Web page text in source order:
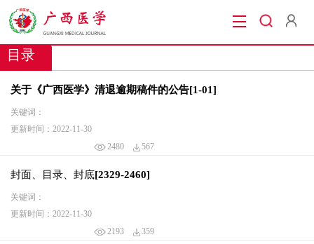
当前位置： 首页/ 期刊在线|当期目录
目录
关于《广西医学》清退逾期稿件的公告[1-01]
关键词：
2480 567
更新时间：2022-11-30
封面、目录、封底[2329-2460]
关键词：
2193 359
更新时间：2022-11-30